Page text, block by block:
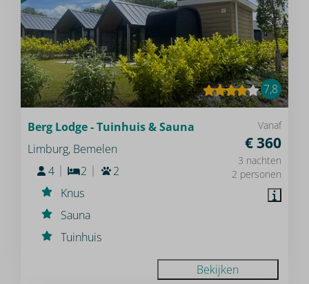
7,8
Vanaf
€ 360
3 nachten
2 personen
Berg Lodge - Tuinhuis & Sauna
Limburg, Bemelen
4
2
2
Knus
Sauna
Tuinhuis
Bekijken